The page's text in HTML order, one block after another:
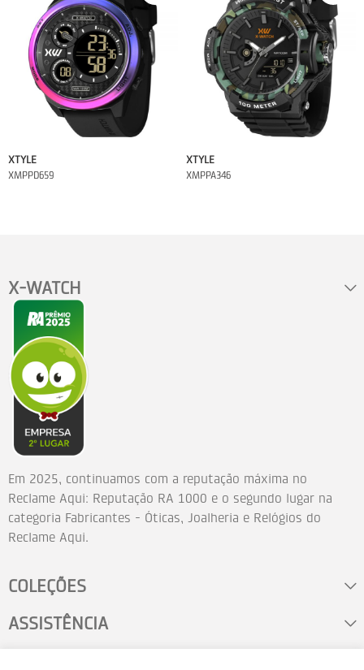
XTYLE
XMPPD659
XTYLE
XMPPA346
X-WATCH
Em 2025, continuamos com a reputação máxima no
Reclame Aqui: Reputação RA 1000 e o segundo lugar na
categoria Fabricantes - Óticas, Joalheria e Relógios do
Reclame Aqui.
COLEÇÕES
ASSISTÊNCIA